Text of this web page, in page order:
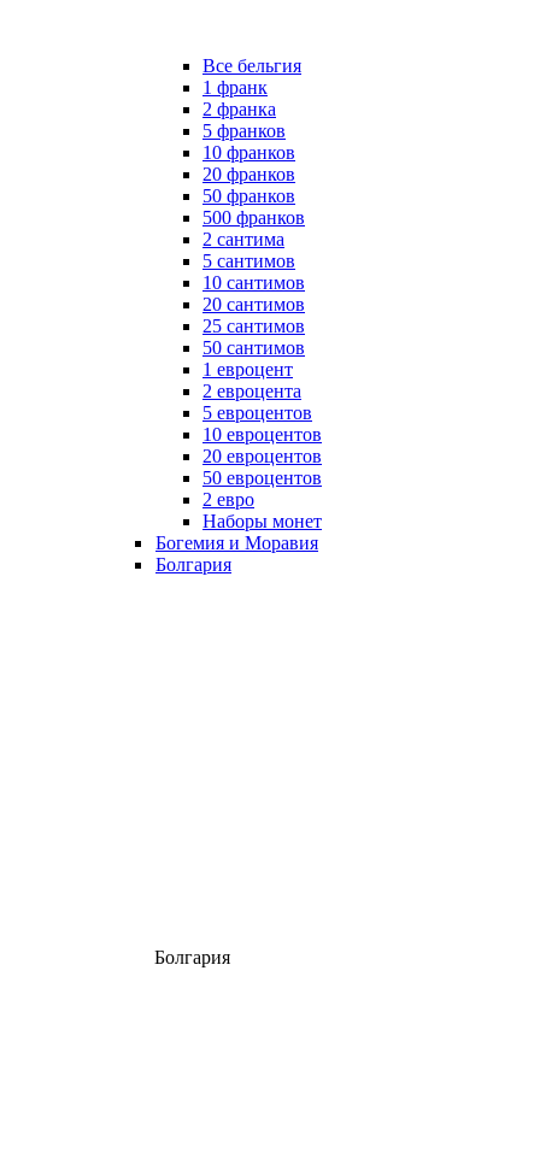
Все бельгия
1 франк
2 франка
5 франков
10 франков
20 франков
50 франков
500 франков
2 сантима
5 сантимов
10 сантимов
20 сантимов
25 сантимов
50 сантимов
1 евроцент
2 евроцента
5 евроцентов
10 евроцентов
20 евроцентов
50 евроцентов
2 евро
Наборы монет
Богемия и Моравия
Болгария
Болгария